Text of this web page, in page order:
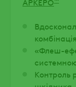
АРКЕРО
«Флеш-
Контроль